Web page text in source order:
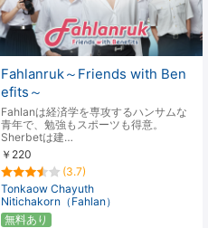
Fahlanruk～Friends with Ben
efits～
Fahlanは経済学を専攻するハンサムな
青年で、勉強もスポーツも得意。
Sherbetは建…
￥220
(3.7)
Tonkaow Chayuth
Nitichakorn（Fahlan）
無料あり